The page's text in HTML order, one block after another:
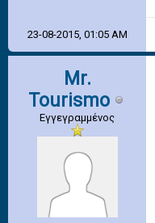
23-08-2015, 01:05 AM
Mr.
Tourismo
Εγγεγραμμένος